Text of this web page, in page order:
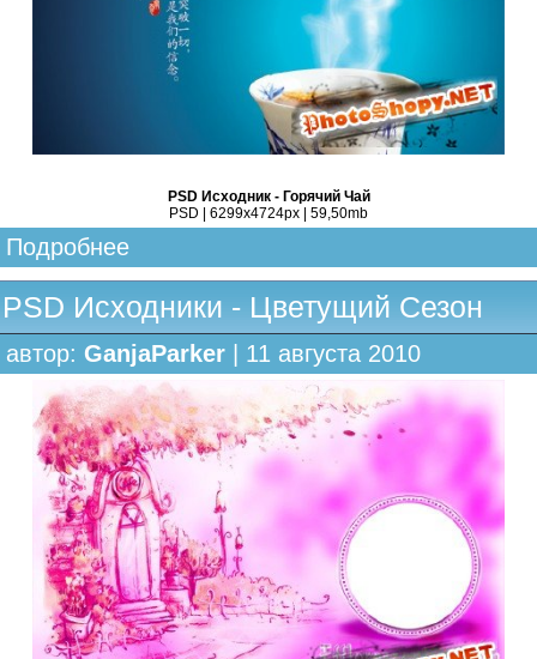
PSD Исходник - Горячий Чай
PSD | 6299x4724px | 59,50mb
Подробнее
PSD Исходники - Цветущий Сезон
автор: GanjaParker | 11 августа 2010